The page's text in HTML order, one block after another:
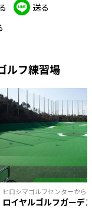
送る
ルフ練習場
ヒロシマゴルフセンターから
ロイヤルゴルフガーデ